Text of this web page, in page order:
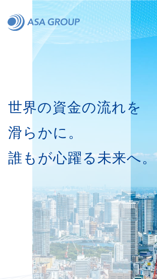
世界の資金の流れを
滑らかに。
誰もが心躍る未来へ。